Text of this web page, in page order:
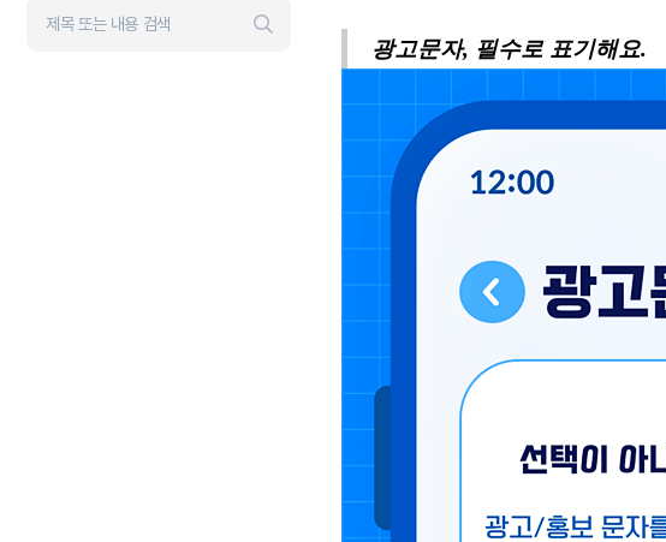
광고문자, 필수로 표기해요.